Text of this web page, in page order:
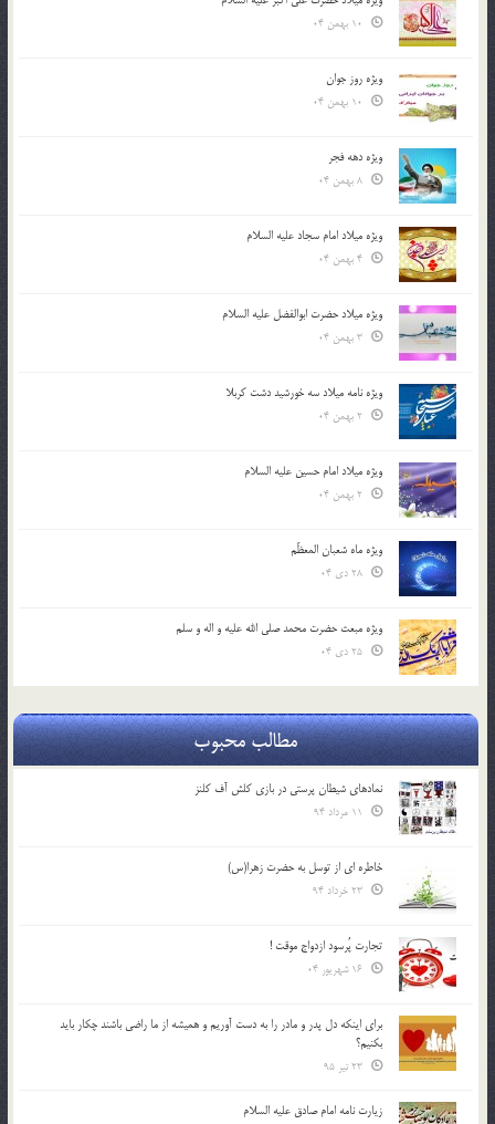
ویژه روز جوان
ویژه دهه فجر
ویژه میلاد امام سجاد علیه السلام
ویژه میلاد حضرت ابوالفضل علیه السلام
ویژه نامه میلاد سه خورشید دشت کربلا
ویژه میلاد امام حسین علیه السلام
ویژه ماه شعبان المعظّم
ویژه مبعث حضرت محمد صلی الله علیه و اله و سلم
مطالب محبوب
نمادهای شیطان پرستی در بازی کلش آف کلنز
خاطره ای از توسل به حضرت زهرا(س)
تجارت پُرسود ازدواج موقت !
براي اينكه دل پدر و مادر را به دست آوريم و هميشه از ما راضي باشند چكار بايد
بكنيم؟
زیارت نامه امام صادق علیه السلام